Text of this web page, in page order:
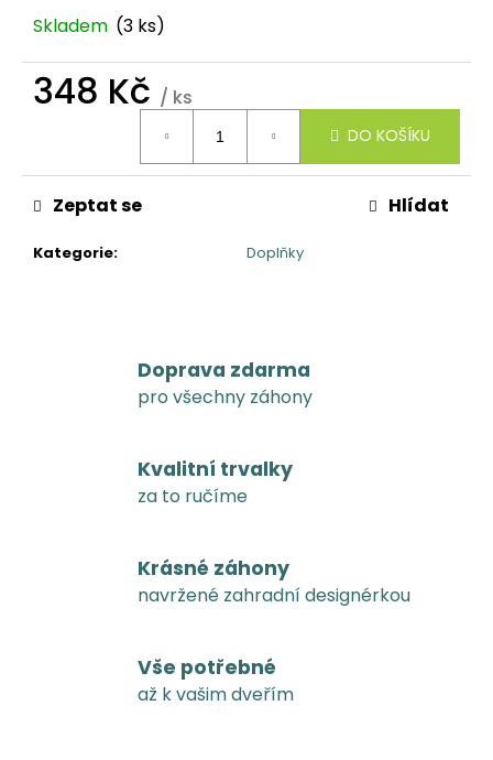
Skladem (3 ks)
348 Kč / ks
DO KOŠÍKU
Kategorie: Doplňky
Zeptat se Hlídat
Doprava zdarma
pro všechny záhony
Kvalitní trvalky
za to ručíme
Krásné záhony
navržené zahradní designérkou
Vše potřebné
až k vašim dveřím
č
u
e